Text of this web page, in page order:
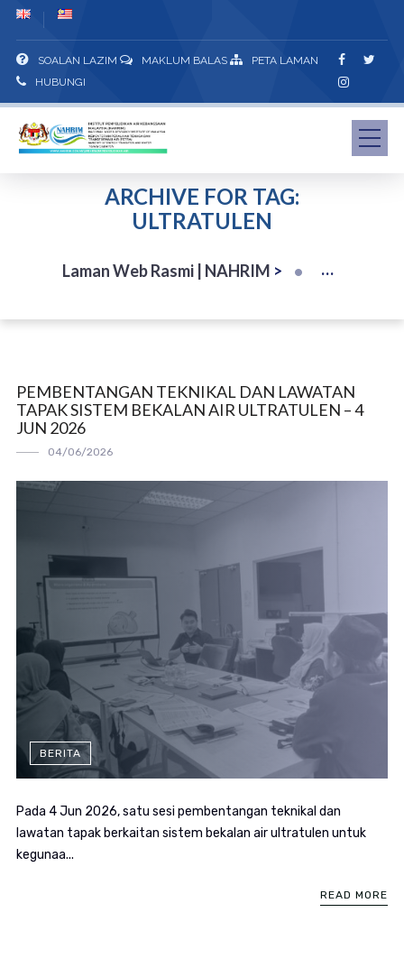
SOALAN LAZIM MAKLUM BALAS
PETA LAMAN
HUBUNGI
ARCHIVE FOR TAG:
ULTRATULEN
Laman Web Rasmi | NAHRIM >
PEMBENTANGAN TEKNIKAL DAN LAWATAN
TAPAK SISTEM BEKALAN AIR ULTRATULEN – 4
JUN 2026
04/06/2026
BERITA
Pada 4 Jun 2026, satu sesi pembentangan teknikal dan
lawatan tapak berkaitan sistem bekalan air ultratulen untuk
kegunaa...
READ MORE